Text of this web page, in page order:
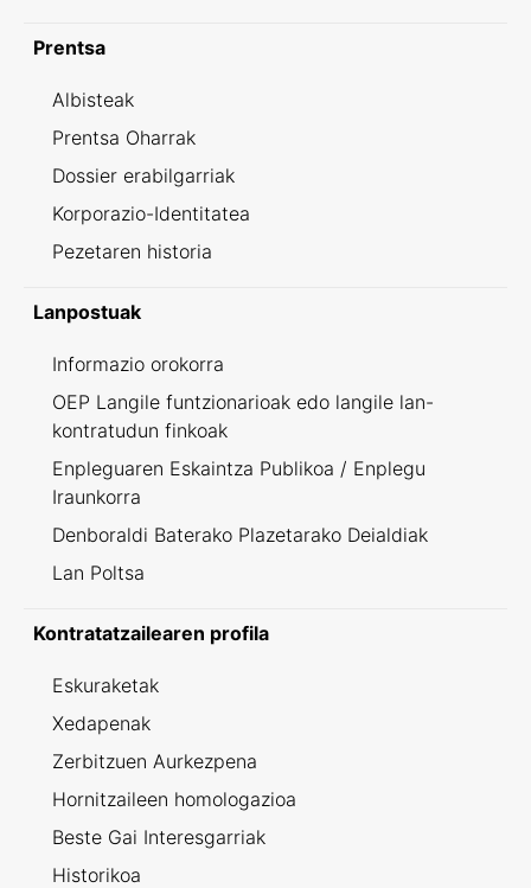
Prentsa
Albisteak
Prentsa Oharrak
Dossier erabilgarriak
Korporazio-Identitatea
Pezetaren historia
Lanpostuak
Informazio orokorra
OEP Langile funtzionarioak edo langile lan-
kontratudun finkoak
Enpleguaren Eskaintza Publikoa / Enplegu
Iraunkorra
Denboraldi Baterako Plazetarako Deialdiak
Lan Poltsa
Kontratatzailearen profila
Eskuraketak
Xedapenak
Zerbitzuen Aurkezpena
Hornitzaileen homologazioa
Beste Gai Interesgarriak
Historikoa